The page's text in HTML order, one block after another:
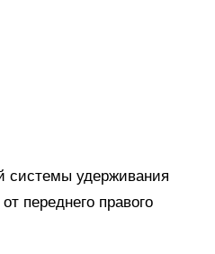
системы удерживания
переднего правого